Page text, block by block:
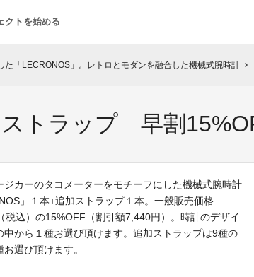
クトを始める
た「LECRONOS」。レトロとモダンを融合した機械式腕時計 chevron_right
ストラップ 早割
ジカーのタコメーターをモチーフにした機械式腕時計
」１本+追加ストラップ１本。一般販売価格
税込）の15%OFF（割引額7,440円）。時計のデザイ
中から１種お選び頂けます。追加ストラップは9種の
選び頂けます。